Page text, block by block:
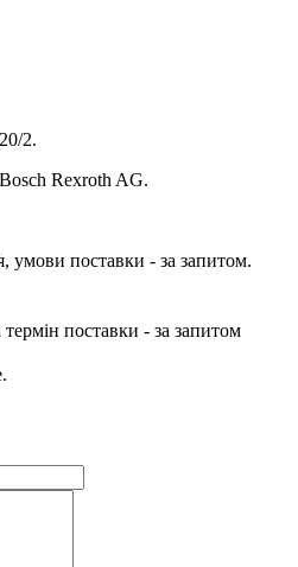
2.
Rexroth AG.
умови поставки - за запитом.
поставки - за запитом